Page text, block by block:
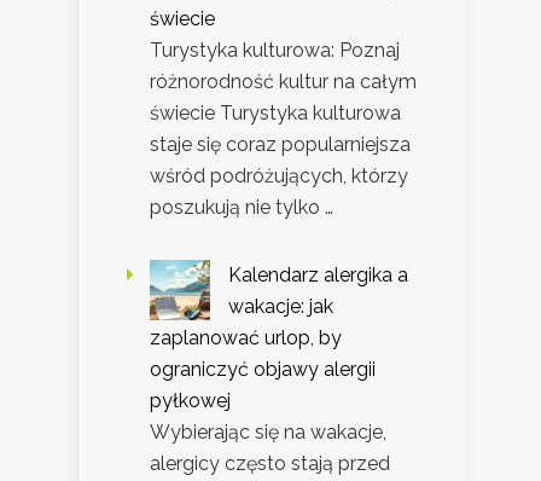
świecie
Turystyka kulturowa: Poznaj
różnorodność kultur na całym
świecie Turystyka kulturowa
staje się coraz popularniejsza
wśród podróżujących, którzy
poszukują nie tylko …
Kalendarz alergika a
wakacje: jak
zaplanować urlop, by
ograniczyć objawy alergii
pyłkowej
Wybierając się na wakacje,
alergicy często stają przed